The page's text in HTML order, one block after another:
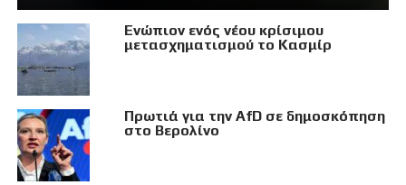
Eνώπιον ενός νέου κρίσιμου
μετασχηματισμού το Κασμίρ
Πρωτιά για την AfD σε δημοσκόπηση
στο Βερολίνο